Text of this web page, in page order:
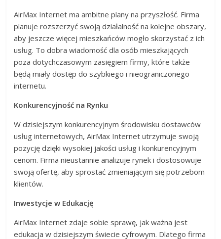
AirMax Internet ma ambitne plany na przyszłość. Firma
planuje rozszerzyć swoją działalność na kolejne obszary,
aby jeszcze więcej mieszkańców mogło skorzystać z ich
usług. To dobra wiadomość dla osób mieszkających
poza dotychczasowym zasięgiem firmy, które także
będą miały dostęp do szybkiego i nieograniczonego
internetu.
Konkurencyjność na Rynku
W dzisiejszym konkurencyjnym środowisku dostawców
usług internetowych, AirMax Internet utrzymuje swoją
pozycję dzięki wysokiej jakości usług i konkurencyjnym
cenom. Firma nieustannie analizuje rynek i dostosowuje
swoją ofertę, aby sprostać zmieniającym się potrzebom
klientów.
Inwestycje w Edukację
AirMax Internet zdaje sobie sprawę, jak ważna jest
edukacja w dzisiejszym świecie cyfrowym. Dlatego firma